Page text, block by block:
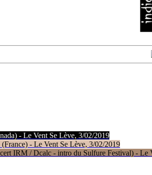
- Le Vent Se Lève, 3/02/2019
- Le Vent Se Lève, 3/02/2019
IRM / Dcalc - intro du Sulfure Festival) - Le